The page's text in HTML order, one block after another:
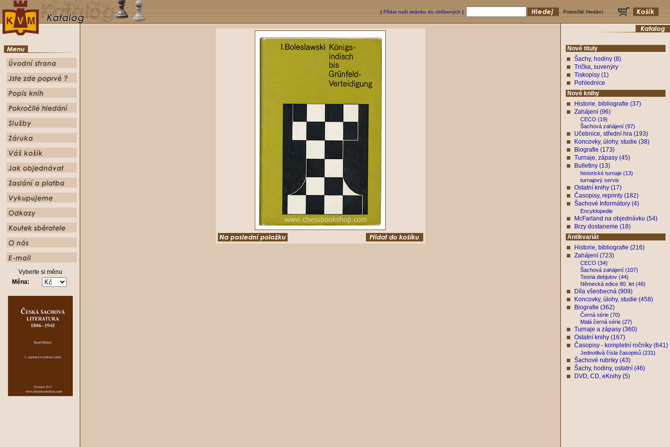
[ Přidat naši stránku do oblíbených ] Pokročilé hledání
Vyberte si měnu
Měna:
Nové tituly
Šachy, hodiny (8)
Trička, suvenýry
Tiskopisy (1)
Pohlednice
Nové knihy
Historie, bibliografie (37)
Zahájení (96)
CECO (19)
Šachová zahájení (97)
Učebnice, střední hra (193)
Koncovky, úlohy, studie (38)
Biografie (173)
Turnaje, zápasy (45)
Bulletiny (13)
historické turnaje (13)
turnajový servis
Ostatní knihy (17)
Časopisy, reprinty (182)
Šachové Informátory (4)
Encyklopedie
McFarland na objednávku (54)
Brzy dostaneme (18)
Antikvariát
Historie, bibliografie (216)
Zahájení (723)
CECO (34)
Šachová zahájení (107)
Teoria debjutov (44)
Německá edice 80. let (46)
Díla všeobecná (909)
Koncovky, úlohy, studie (458)
Biografie (362)
Černá série (70)
Malá černá série (27)
Turnaje a zápasy (360)
Ostatní knihy (167)
Časopisy - kompletní ročníky (641)
Jednotlivá čísla časopisů (231)
Šachové rubriky (43)
Šachy, hodiny, ostatní (46)
DVD, CD, eKnihy (5)